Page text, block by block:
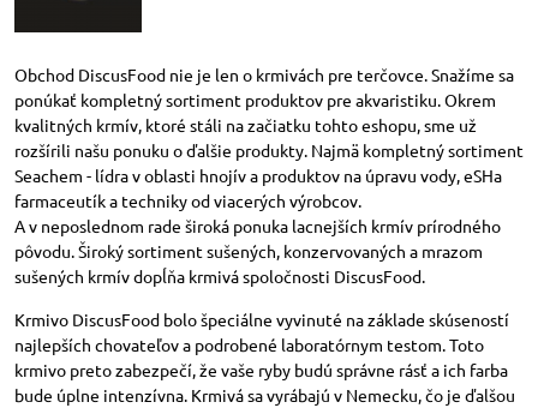
Obchod DiscusFood nie je len o krmivách pre terčovce. Snažíme sa
ponúkať kompletný sortiment produktov pre akvaristiku. Okrem
kvalitných krmív, ktoré stáli na začiatku tohto eshopu, sme už
rozšírili našu ponuku o ďalšie produkty. Najmä kompletný sortiment
Seachem - lídra v oblasti hnojív a produktov na úpravu vody, eSHa
farmaceutík a techniky od viacerých výrobcov.
A v neposlednom rade široká ponuka lacnejších krmív prírodného
pôvodu. Široký sortiment sušených, konzervovaných a mrazom
sušených krmív dopĺňa krmivá spoločnosti DiscusFood.
Krmivo DiscusFood bolo špeciálne vyvinuté na základe skúseností
najlepších chovateľov a podrobené laboratórnym testom. Toto
krmivo preto zabezpečí, že vaše ryby budú správne rásť a ich farba
bude úplne intenzívna. Krmivá sa vyrábajú v Nemecku, čo je ďalšou